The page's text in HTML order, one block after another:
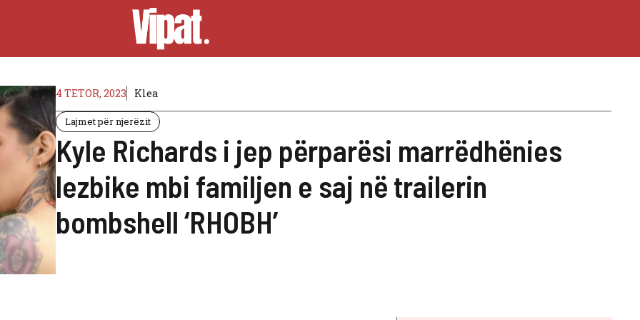
4 TETOR, 2023 Klea
Lajmet për njerëzit
Kyle Richards i jep përparësi marrëdhënies
lezbike mbi familjen e saj në trailerin
bombshell ‘RHOBH’